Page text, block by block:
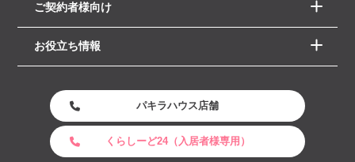
ご契約者様向け
お役立ち情報
パキラハウス店舗
くらしーど24（入居者様専用）